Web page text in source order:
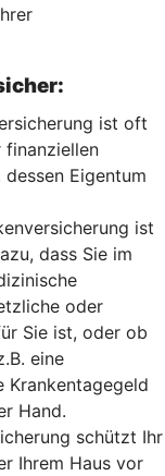
ist oft
Eigentum
ist
dass Sie im
oder
Sie ist, oder ob
eine
Krankentagegeld
Hand.
schützt Ihr
Ihrem Haus vor